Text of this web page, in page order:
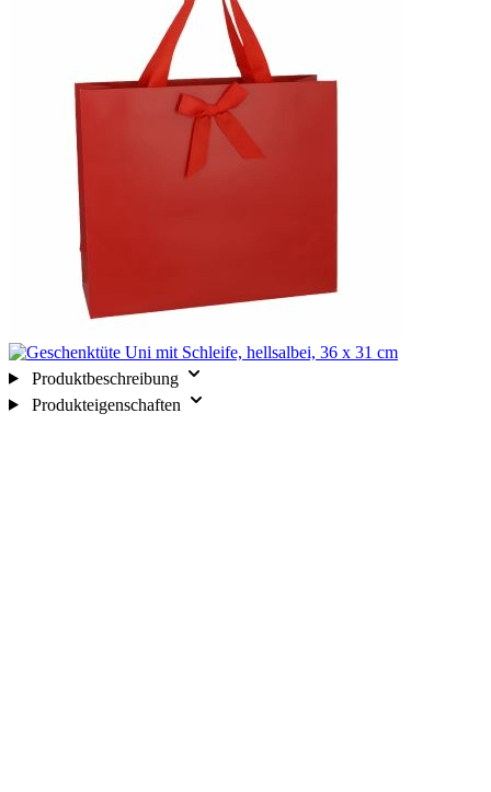
Produktbeschreibung
Produkteigenschaften